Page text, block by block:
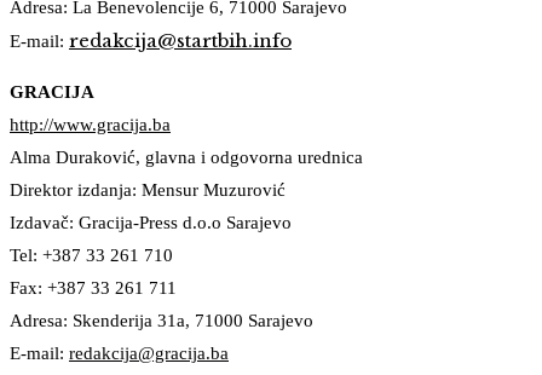
Adresa: La Benevolencije 6, 71000 Sarajevo
E-mail: redakcija@startbih.info
GRACIJA
http://www.gracija.ba
Alma Duraković, glavna i odgovorna urednica
Direktor izdanja: Mensur Muzurović
Izdavač: Gracija-Press d.o.o Sarajevo
Tel: +387 33 261 710
Fax: +387 33 261 711
Adresa: Skenderija 31a, 71000 Sarajevo
E-mail: redakcija@gracija.ba